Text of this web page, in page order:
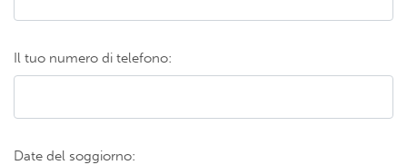
Il tuo numero di telefono:
Date del soggiorno: